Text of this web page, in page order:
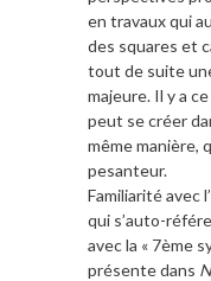
en travaux qui
des squares et
tout de suite
majeure. Il y a
peut se créer
même manière,
pesanteur.
Familiarité avec
qui s’auto-
avec la « 7ème
présente dans